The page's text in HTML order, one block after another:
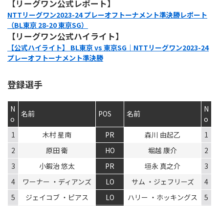
【リーグワン公式レポート】
NTTリーグワン2023-24 プレーオフトーナメント準決勝レポート
（BL東京 28-20 東京SG）
【リーグワン公式ハイライト】
【公式ハイライト】 BL東京 vs 東京SG｜NTTリーグワン2023-24
プレーオフトーナメント準決勝
登録選手
N
o
名前 POS 名前
N
o
1
木村 星南 PR 森川 由起乙
1
2
原田 衛 HO 堀越 康介
2
3
小鍜治 悠太 PR 垣永 真之介
3
4
ワーナー ・ディアンズ LO サム ・ジェフリーズ
4
5
ジェイコブ ・ピアス LO ハリー ・ホッキングス
5